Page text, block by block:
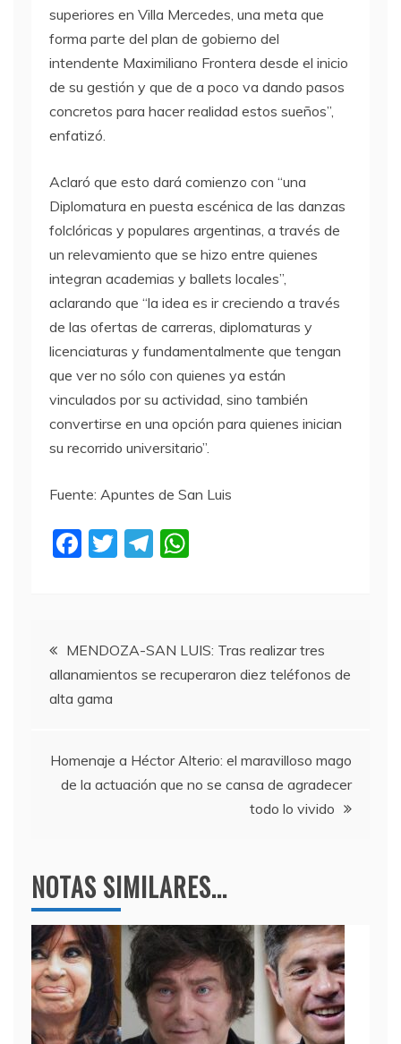
superiores en Villa Mercedes, una meta que
forma parte del plan de gobierno del
intendente Maximiliano Frontera desde el inicio
de su gestión y que de a poco va dando pasos
concretos para hacer realidad estos sueños”,
enfatizó.
Aclaró que esto dará comienzo con “una
Diplomatura en puesta escénica de las danzas
folclóricas y populares argentinas, a través de
un relevamiento que se hizo entre quienes
integran academias y ballets locales”,
aclarando que “la idea es ir creciendo a través
de las ofertas de carreras, diplomaturas y
licenciaturas y fundamentalmente que tengan
que ver no sólo con quienes ya están
vinculados por su actividad, sino también
convertirse en una opción para quienes inician
su recorrido universitario”.
Fuente: Apuntes de San Luis
F
b
o
o
T
T
a
m
A
p
Navegación
de
MENDOZA-SAN LUIS: Tras realizar tres
allanamientos se recuperaron diez teléfonos de
alta gama
Homenaje a Héctor Alterio: el maravilloso mago
de la actuación que no se cansa de agradecer
todo lo vivido
NOTAS SIMILARES...